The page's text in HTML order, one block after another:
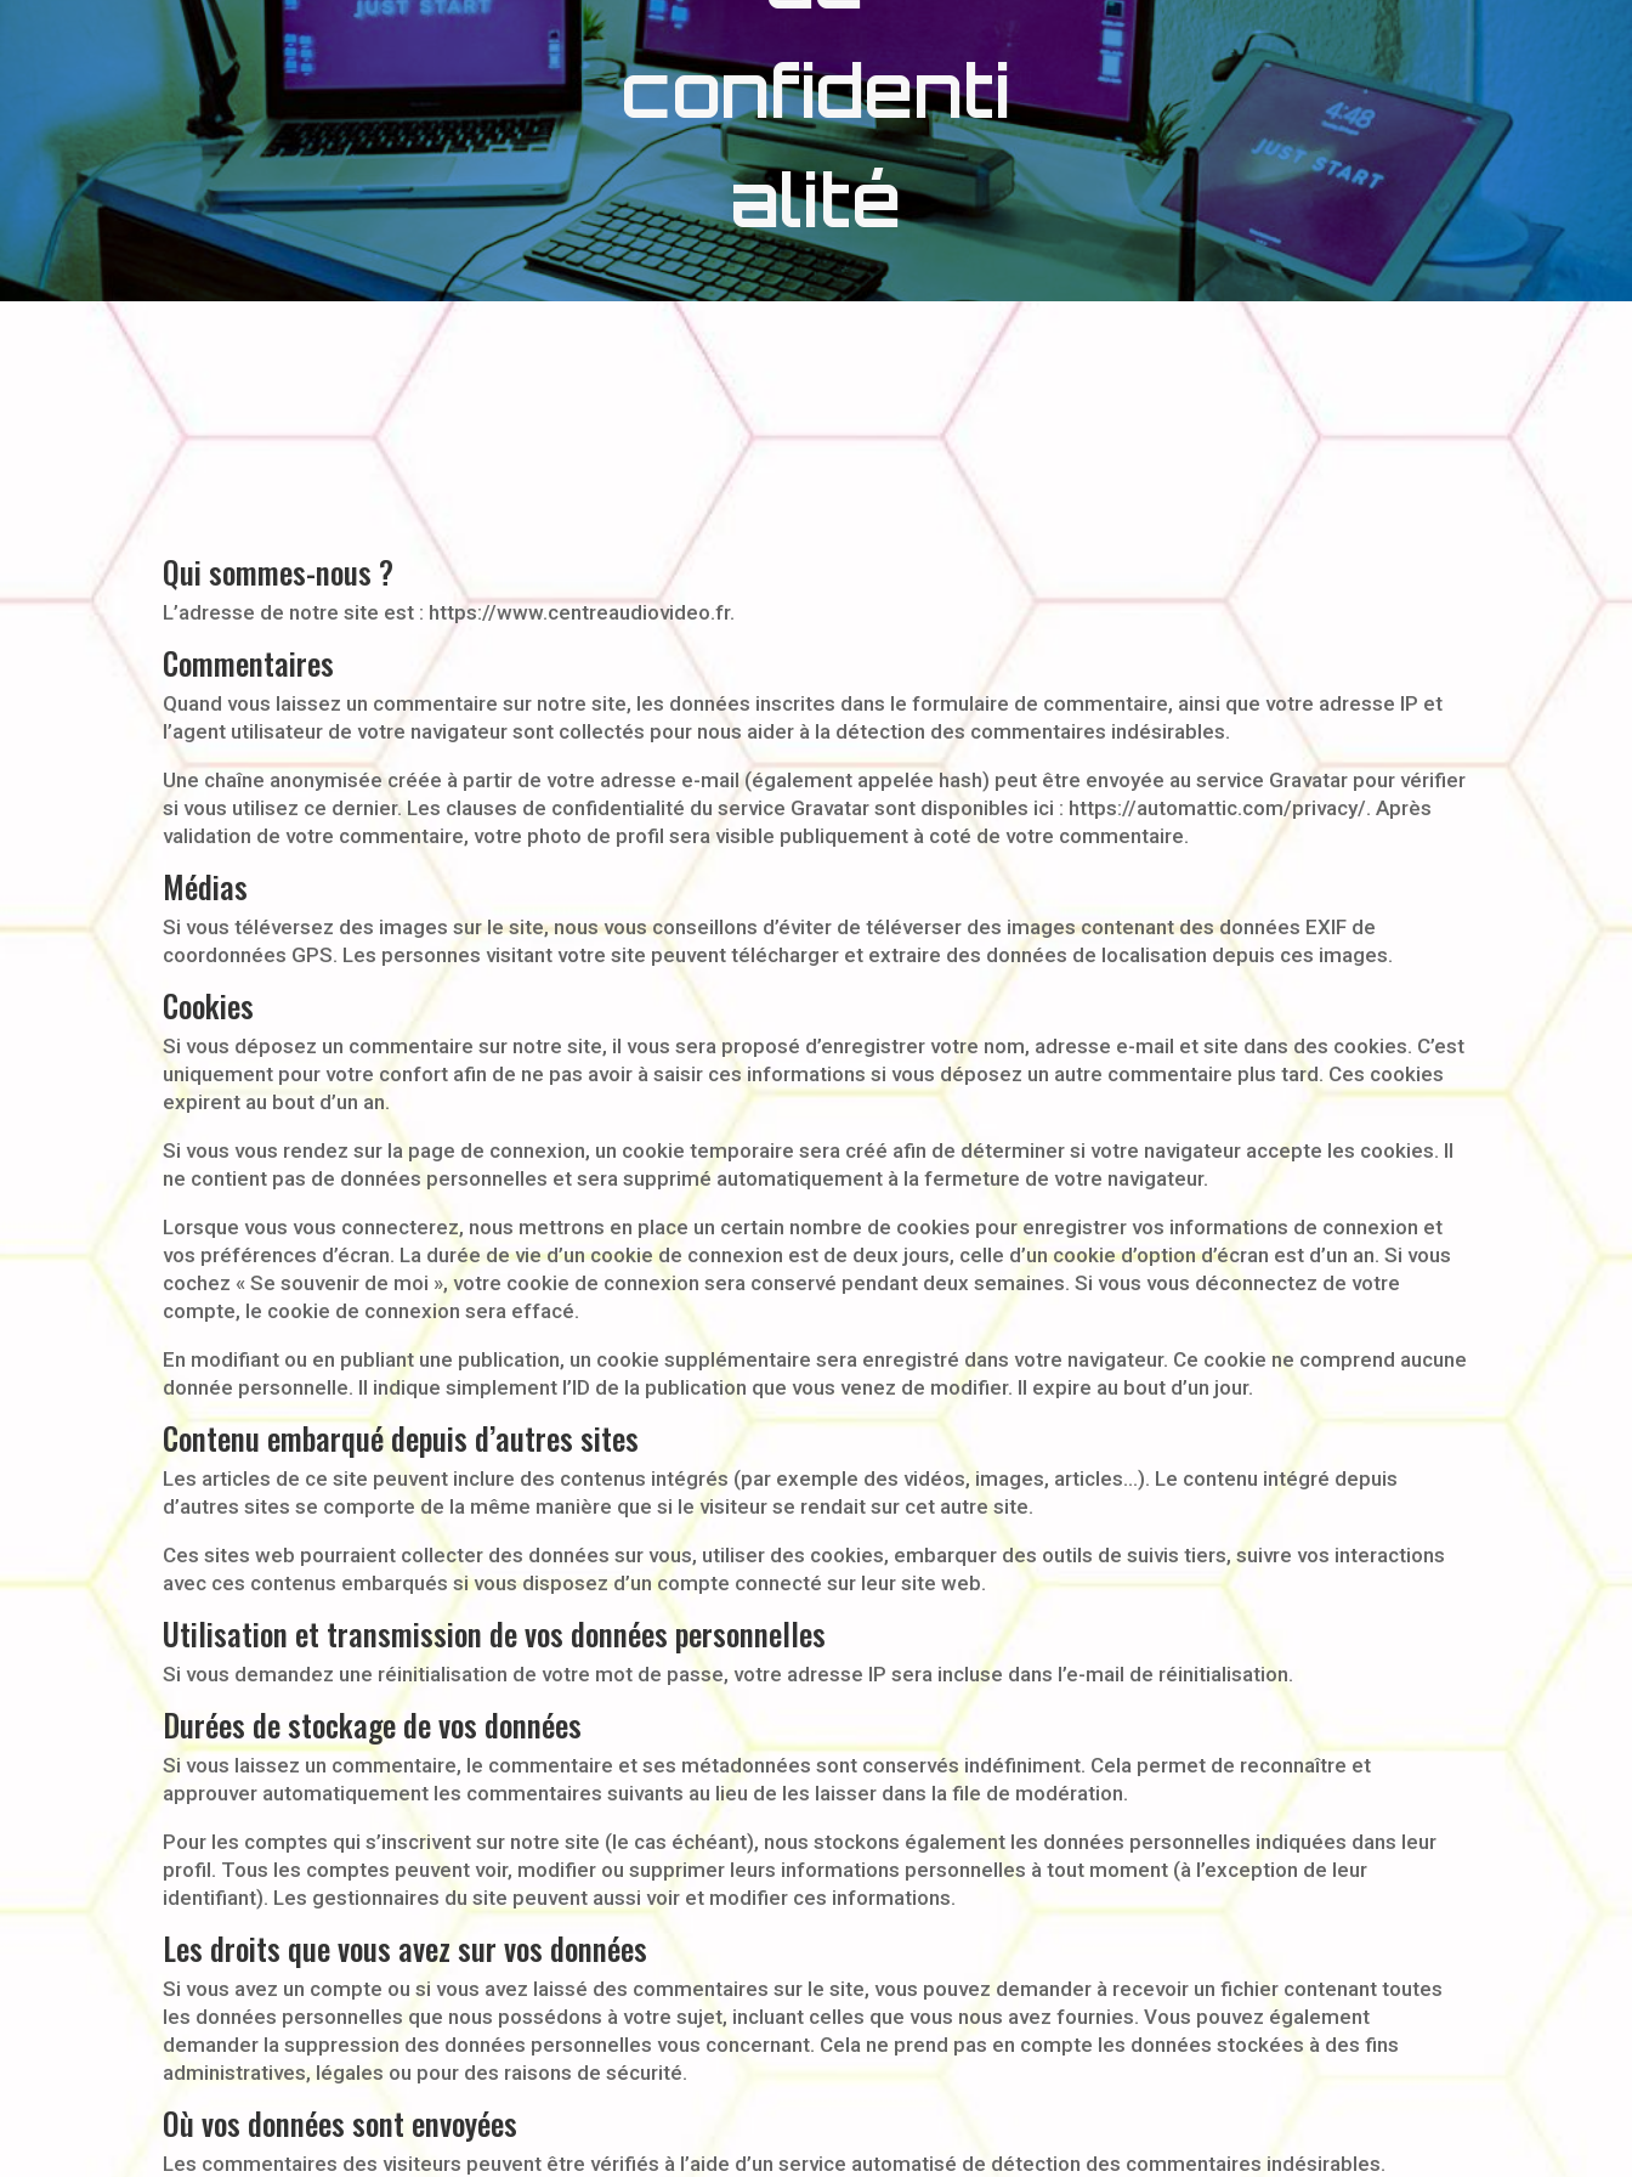
confidenti
alité
Qui sommes-nous ?
L’adresse de notre site est : https://www.centreaudiovideo.fr.
Commentaires
Quand vous laissez un commentaire sur notre site, les données inscrites dans le formulaire de commentaire, ainsi que votre adresse IP et
l’agent utilisateur de votre navigateur sont collectés pour nous aider à la détection des commentaires indésirables.
Une chaîne anonymisée créée à partir de votre adresse e-mail (également appelée hash) peut être envoyée au service Gravatar pour vérifier
si vous utilisez ce dernier. Les clauses de confidentialité du service Gravatar sont disponibles ici : https://automattic.com/privacy/. Après
validation de votre commentaire, votre photo de profil sera visible publiquement à coté de votre commentaire.
Médias
Si vous téléversez des images sur le site, nous vous conseillons d’éviter de téléverser des images contenant des données EXIF de
coordonnées GPS. Les personnes visitant votre site peuvent télécharger et extraire des données de localisation depuis ces images.
Cookies
Si vous déposez un commentaire sur notre site, il vous sera proposé d’enregistrer votre nom, adresse e-mail et site dans des cookies. C’est
uniquement pour votre confort afin de ne pas avoir à saisir ces informations si vous déposez un autre commentaire plus tard. Ces cookies
expirent au bout d’un an.
Si vous vous rendez sur la page de connexion, un cookie temporaire sera créé afin de déterminer si votre navigateur accepte les cookies. Il
ne contient pas de données personnelles et sera supprimé automatiquement à la fermeture de votre navigateur.
Lorsque vous vous connecterez, nous mettrons en place un certain nombre de cookies pour enregistrer vos informations de connexion et
vos préférences d’écran. La durée de vie d’un cookie de connexion est de deux jours, celle d’un cookie d’option d’écran est d’un an. Si vous
cochez « Se souvenir de moi », votre cookie de connexion sera conservé pendant deux semaines. Si vous vous déconnectez de votre
compte, le cookie de connexion sera effacé.
En modifiant ou en publiant une publication, un cookie supplémentaire sera enregistré dans votre navigateur. Ce cookie ne comprend aucune
donnée personnelle. Il indique simplement l’ID de la publication que vous venez de modifier. Il expire au bout d’un jour.
Contenu embarqué depuis d’autres sites
Les articles de ce site peuvent inclure des contenus intégrés (par exemple des vidéos, images, articles…). Le contenu intégré depuis
d’autres sites se comporte de la même manière que si le visiteur se rendait sur cet autre site.
Ces sites web pourraient collecter des données sur vous, utiliser des cookies, embarquer des outils de suivis tiers, suivre vos interactions
avec ces contenus embarqués si vous disposez d’un compte connecté sur leur site web.
Utilisation et transmission de vos données personnelles
Si vous demandez une réinitialisation de votre mot de passe, votre adresse IP sera incluse dans l’e-mail de réinitialisation.
Durées de stockage de vos données
Si vous laissez un commentaire, le commentaire et ses métadonnées sont conservés indéfiniment. Cela permet de reconnaître et
approuver automatiquement les commentaires suivants au lieu de les laisser dans la file de modération.
Pour les comptes qui s’inscrivent sur notre site (le cas échéant), nous stockons également les données personnelles indiquées dans leur
profil. Tous les comptes peuvent voir, modifier ou supprimer leurs informations personnelles à tout moment (à l’exception de leur
identifiant). Les gestionnaires du site peuvent aussi voir et modifier ces informations.
Les droits que vous avez sur vos données
Si vous avez un compte ou si vous avez laissé des commentaires sur le site, vous pouvez demander à recevoir un fichier contenant toutes
les données personnelles que nous possédons à votre sujet, incluant celles que vous nous avez fournies. Vous pouvez également
demander la suppression des données personnelles vous concernant. Cela ne prend pas en compte les données stockées à des fins
administratives, légales ou pour des raisons de sécurité.
Où vos données sont envoyées
Les commentaires des visiteurs peuvent être vérifiés à l’aide d’un service automatisé de détection des commentaires indésirables.